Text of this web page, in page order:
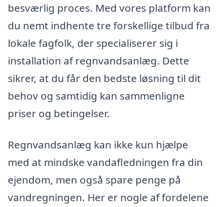
besværlig proces. Med vores platform kan
du nemt indhente tre forskellige tilbud fra
lokale fagfolk, der specialiserer sig i
installation af regnvandsanlæg. Dette
sikrer, at du får den bedste løsning til dit
behov og samtidig kan sammenligne
priser og betingelser.
Regnvandsanlæg kan ikke kun hjælpe
med at mindske vandafledningen fra din
ejendom, men også spare penge på
vandregningen. Her er nogle af fordelene